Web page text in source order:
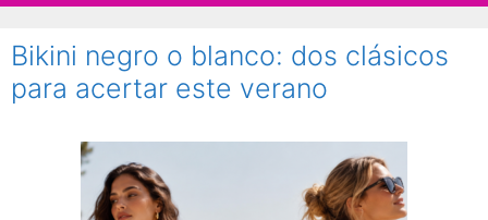
Bikini negro o blanco: dos clásicos
para acertar este verano